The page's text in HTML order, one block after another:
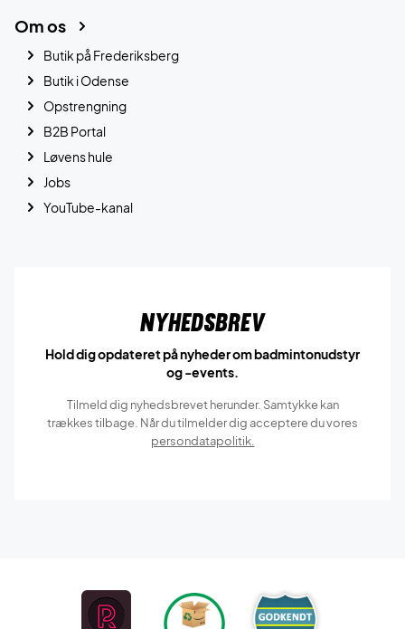
Om os
Butik på Frederiksberg
Butik i Odense
Opstrengning
B2B Portal
Løvens hule
Jobs
YouTube-kanal
Nyhedsbrev
Hold dig opdateret på nyheder om badmintonudstyr
og -events.
Tilmeld dig nyhedsbrevet herunder. Samtykke kan
trækkes tilbage. Når du tilmelder dig acceptere du vores
persondatapolitik.